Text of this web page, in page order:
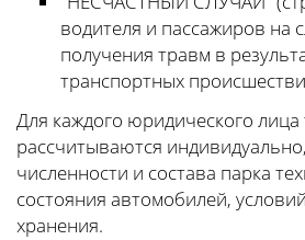
водителя и пассажиров на
получения травм в
транспортных
Для каждого юридического
рассчитываются
численности и состава парка
состояния автомобилей,
хранения.